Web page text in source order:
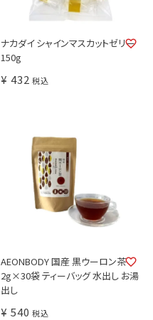
ナカダイ シャインマスカットゼリー
150g
¥ 432 税込
AEONBODY 国産 黒ウーロン茶
2g×30袋 ティーバッグ 水出し お湯
出し
¥ 540 税込